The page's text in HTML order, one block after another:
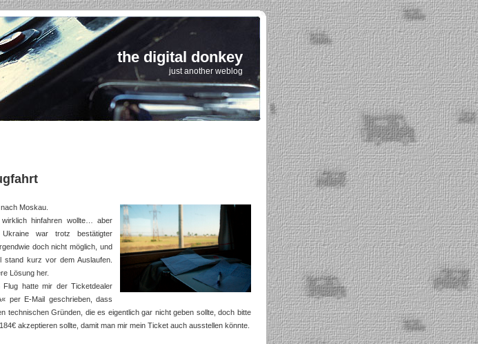
the digital donkey
just another weblog
Moskau.
hinfahren wollte… aber
war trotz bestätigter
doch nicht möglich, und
stand kurz vor dem Auslaufen.
Lösung her.
hatte mir der Ticketdealer
per E-Mail geschrieben, dass
technischen Gründen, die es eigentlich gar nicht geben sollte, doch bitte
akzeptieren sollte, damit man mir mein Ticket auch ausstellen könnte.